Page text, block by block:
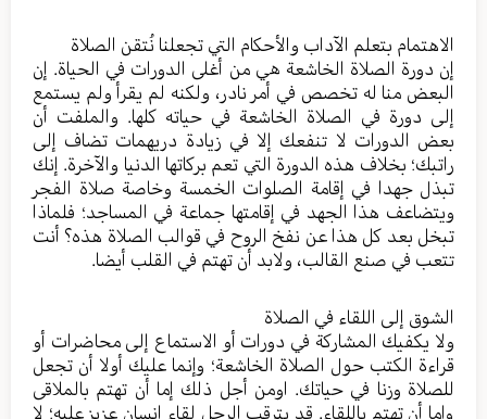
الاهتمام بتعلم الآداب والأحكام التي تجعلنا نُتقن الصلاة
إن دورة الصلاة الخاشعة هي من أغلى الدورات في الحياة. إن
البعض منا له تخصص في أمر نادر، ولكنه لم يقرأ ولم يستمع
إلى دورة في الصلاة الخاشعة في حياته كلها. والملفت أن
بعض الدورات لا تنفعك إلا في زيادة دريهمات تضاف إلى
راتبك؛ بخلاف هذه الدورة التي تعم بركاتها الدنيا والآخرة. إنك
تبذل جهدا في إقامة الصلوات الخمسة وخاصة صلاة الفجر
ويتضاعف هذا الجهد في إقامتها جماعة في المساجد؛ فلماذا
تبخل بعد كل هذا عن نفخ الروح في قوالب الصلاة هذه؟ أنت
تتعب في صنع القالب، ولابد أن تهتم في القلب أيضا.
الشوق إلى اللقاء في الصلاة
ولا يكفيك المشاركة في دورات أو الاستماع إلى محاضرات أو
قراءة الكتب حول الصلاة الخاشعة؛ وإنما عليك أولا أن تجعل
للصلاة وزنا في حياتك. اومن أجل ذلك إما أن تهتم بالملاقى
وإما أن تهتم باللقاء. قد يترقب الرجل لقاء إنسان عزيز عليه؛ لا